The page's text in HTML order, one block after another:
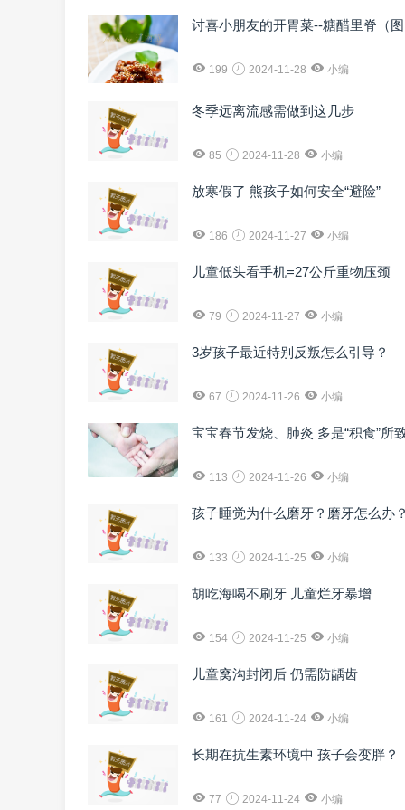
讨喜小朋友的开胃菜--糖醋里脊（
199 2024-11-28 小编
冬季远离流感需做到这几步
85 2024-11-28 小编
放寒假了 熊孩子如何安全“避险”
186 2024-11-27 小编
儿童低头看手机=27公斤重物压颈
79 2024-11-27 小编
3岁孩子最近特别反叛怎么引导？
67 2024-11-26 小编
宝宝春节发烧、肺炎 多是“积食”所
113 2024-11-26 小编
孩子睡觉为什么磨牙？磨牙怎么办
133 2024-11-25 小编
胡吃海喝不刷牙 儿童烂牙暴增
154 2024-11-25 小编
儿童窝沟封闭后 仍需防龋齿
161 2024-11-24 小编
长期在抗生素环境中 孩子会变胖？
77 2024-11-24 小编